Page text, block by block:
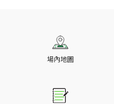
場內地圖